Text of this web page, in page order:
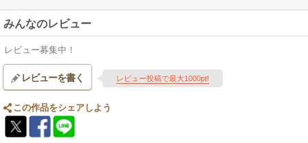
みんなのレビュー
レビュー募集中！
レビューを書く レビュー投稿で最大1000pt!
この作品をシェアしよう